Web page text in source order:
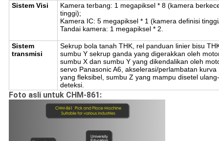
Sistem Visi
Kamera terbang: 1 megapiksel * 8 (kamera
tinggi);
Kamera IC: 5 megapiksel * 1 (kamera definisi
Tandai kamera: 1 megapiksel * 2.
Sistem
transmisi
Sekrup bola tanah THK, rel panduan linier bisu
sumbu Y sekrup ganda yang digerakkan oleh
sumbu X dan sumbu Y yang dikendalikan oleh
servo Panasonic A6, akselerasi/perlambatan kurva
yang fleksibel, sumbu Z yang mampu disetel ulang-
deteksi.
Foto asli untuk CHM-861: